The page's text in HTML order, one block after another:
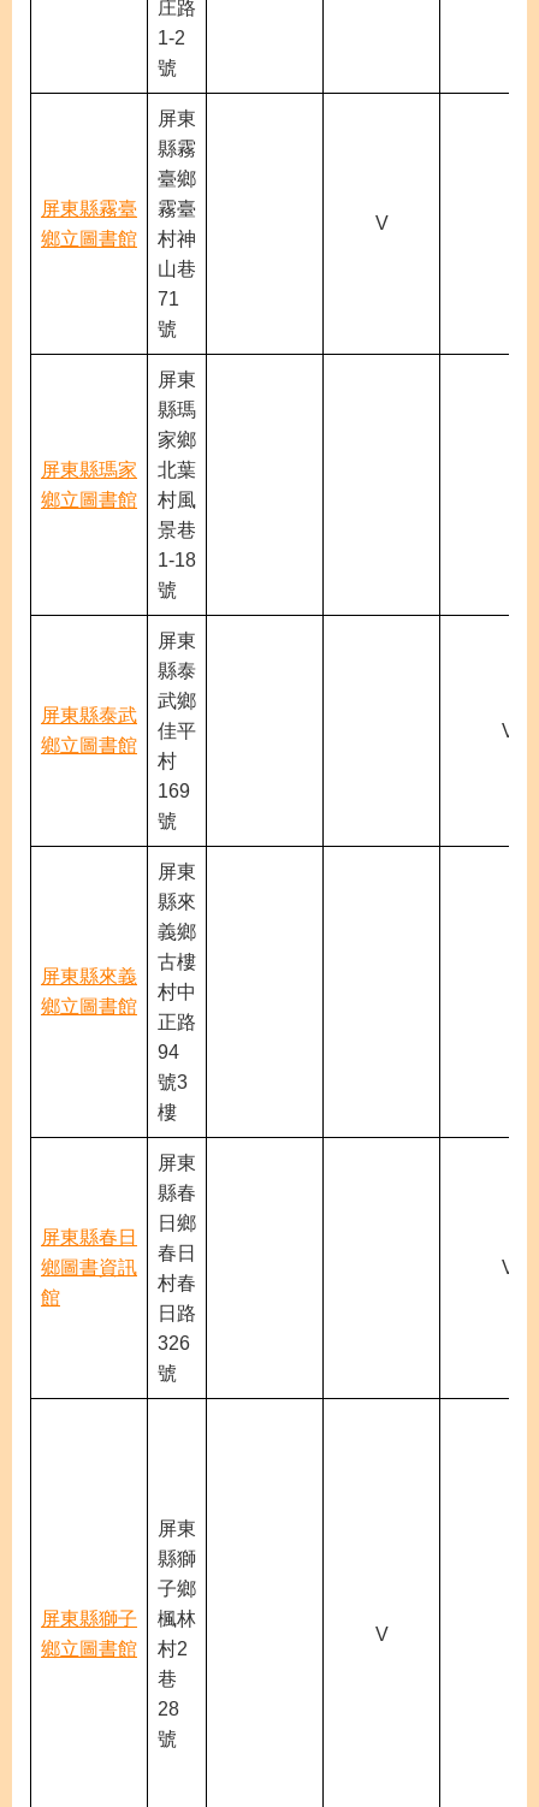
庄路
1-2
號
屏東縣霧臺
鄉立圖書館
屏東
縣霧
臺鄉
霧臺
村神
山巷
71
號
V
屏東縣瑪家
鄉立圖書館
屏東
縣瑪
家鄉
北葉
村風
景巷
1-18
號
屏東縣泰武
鄉立圖書館
屏東
縣泰
武鄉
佳平
村
169
號
V
屏東縣來義
鄉立圖書館
屏東
縣來
義鄉
古樓
村中
正路
94
號3
樓
屏東縣春日
鄉圖書資訊
館
屏東
縣春
日鄉
春日
村春
日路
326
號
V
屏東縣獅子
鄉立圖書館
屏東
縣獅
子鄉
楓林
村2
巷
28
號
V